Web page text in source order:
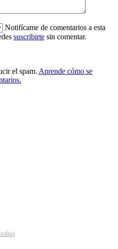
Notifícame de comentarios a esta
suscribirte sin comentar.
el spam. Aprende cómo se